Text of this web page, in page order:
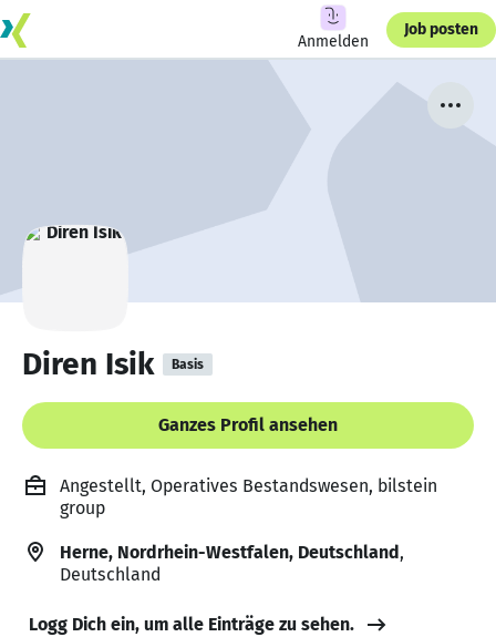
Anmelden
Job posten
Diren Isik Basis
Ganzes Profil ansehen
Angestellt, Operatives Bestandswesen, bilstein
group
Herne, Nordrhein-Westfalen, Deutschland,
Deutschland
Logg Dich ein, um alle Einträge zu sehen.